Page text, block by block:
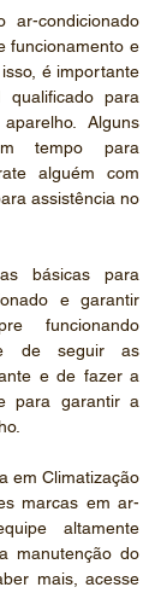
ar-condicionado
funcionamento e
é importante
qualificado para
Alguns
tempo para
alguém com
assistência no
básicas para
e garantir
funcionando
de seguir as
e de fazer a
para garantir a
em Climatização
marcas em ar-
altamente
manutenção do
mais, acesse